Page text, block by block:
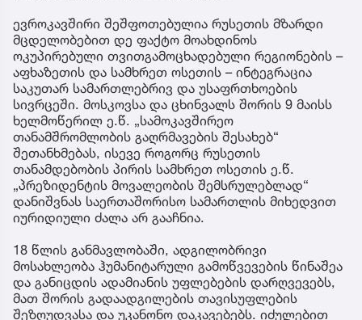
ევროკავშირი შეშფოთებულია რუსეთის მზარდი
მცდელობებით დე ფაქტო მოახდინოს
ოკუპირებული თვითგამოცხადებული რეგიონების –
აფხაზეთის და სამხრეთ ოსეთის – ინტეგრაცია
საკუთარ სამართლებრივ და უსაფრთხოების
სივრცეში. მოსკოვსა და ცხინვალს შორის 9 მაისს
ხელმოწერილ ე.წ. „სამოკავშირეო
თანამშრომლობის გაღრმავების შესახებ“
შეთანხმებას, ისევე როგორც რუსეთის
თანამდებობის პირის სამხრეთ ოსეთის ე.წ.
„პრეზიდენტის მოვალეობის შემსრულებლად“
დანიშვნას საერთაშორისო სამართლის მიხედვით
იურიდიული ძალა არ გააჩნია.
18 წლის განმავლობაში, ადგილობრივი
მოსახლეობა ჰუმანიტარული გამოწვევების წინაშეა
და განიცდის ადამიანის უფლებების დარღვევებს,
მათ შორის გადაადგილების თავისუფლების
შეზღუდვასა და უკანონო დაკავებებს. იძულებით